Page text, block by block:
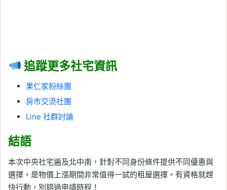
追蹤更多社宅資訊
果仁家粉絲團
房市交流社團
Line 社群討論
結語
本次中央社宅遍及北中南，針對不同身份條件提供不同優惠與
選擇，是物價上漲期間非常值得一試的租屋選擇。有資格就趕
快行動，別錯過申請時程！